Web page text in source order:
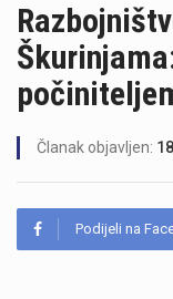
Članak objavljen:
Podijeli na